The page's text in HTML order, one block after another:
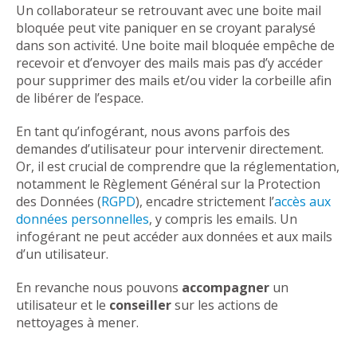
Un collaborateur se retrouvant avec une boite mail
bloquée peut vite paniquer en se croyant paralysé
dans son activité. Une boite mail bloquée empêche de
recevoir et d’envoyer des mails mais pas d’y accéder
pour supprimer des mails et/ou vider la corbeille afin
de libérer de l’espace.
En tant qu’infogérant, nous avons parfois des
demandes d’utilisateur pour intervenir directement.
Or, il est crucial de comprendre que la réglementation,
notamment le Règlement Général sur la Protection
des Données (RGPD), encadre strictement l’accès aux
données personnelles, y compris les emails. Un
infogérant ne peut accéder aux données et aux mails
d’un utilisateur.
En revanche nous pouvons accompagner un
utilisateur et le conseillersur les actions de
nettoyages à mener.